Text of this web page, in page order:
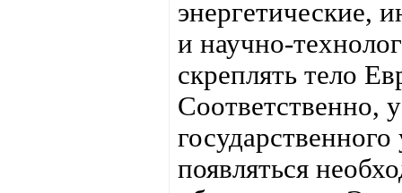
энергетические,
и научно-
скреплять тело
Соответственно,
появляться